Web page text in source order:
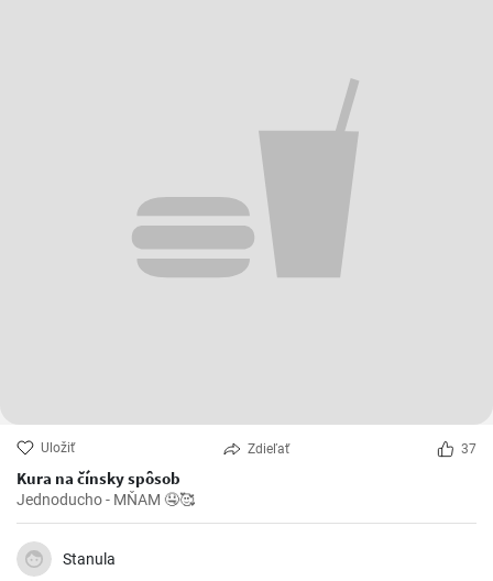
Uložiť Zdieľať 37
Kura na čínsky spôsob
Jednoducho - MŇAM 🤤🥰
Stanula